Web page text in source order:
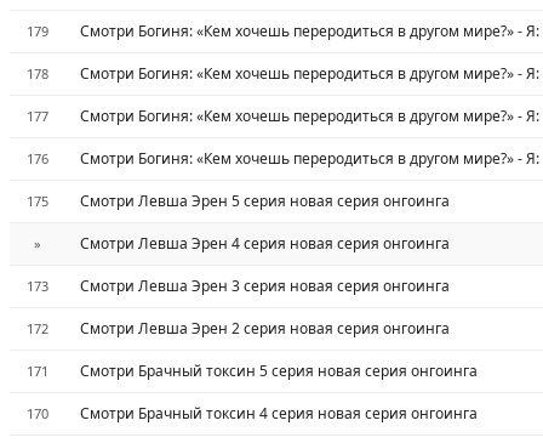
179 Смотри Богиня: «Кем хочешь переродиться в другом мире?» -
178 Смотри Богиня: «Кем хочешь переродиться в другом мире?» -
177 Смотри Богиня: «Кем хочешь переродиться в другом мире?» -
176 Смотри Богиня: «Кем хочешь переродиться в другом мире?» -
175 Смотри Левша Эрен 5 серия новая серия онгоинга
» Смотри Левша Эрен 4 серия новая серия онгоинга
173 Смотри Левша Эрен 3 серия новая серия онгоинга
172 Смотри Левша Эрен 2 серия новая серия онгоинга
171 Смотри Брачный токсин 5 серия новая серия онгоинга
170 Смотри Брачный токсин 4 серия новая серия онгоинга